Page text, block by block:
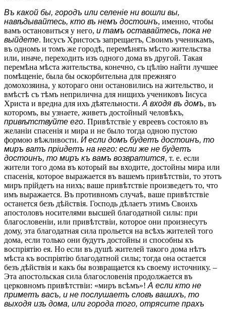
Въ какой бы, городъ или селеніе ни вошли вы,
навѣдывайтесь, кто въ немъ достоинъ, именно, чтобы
вамъ остановиться у него, и тамъ оставайтесь, пока не
выйдете. Іисусъ Христосъ запрещаетъ, Своимъ ученикамъ,
въ одномъ и томъ же городѣ, перемѣнять мѣсто жительства
или, иначе, переходить изъ одного дома въ другой. Такая
перемѣна мѣста жительства, конечно, съ цѣлію найти лучшее
помѣщеніе, была бы оскорбительна для прежняго
домохозяина, у котораго они остановились на жительство, и
вмѣстѣ съ тѣмъ неприлична для нищихъ учениковъ Іисуса
Христа и вредна для ихъ дѣятельности. А входя въ домъ, въ
которомъ, вы узнаете, живетъ достойный человѣкъ,
привѣтствуйте его. Привѣтствіе у евреевъ состояло въ
желаніи спасенія и мира и не было тогда одною пустою
формою вѣжливости. И если домъ будетъ достоинъ, то
миръ ватъ пріидетъ на него: если же не будетъ
достоинъ, то миръ къ вамъ возвратится, т. е. если
жители того дома въ который вы входите, достойны мира или
спасенія, которое выражается въ вашемъ привѣтствіи, то этотъ
миръ прійдетъ на нихъ; ваше привѣтствіе произведетъ то, что
имъ выражается. Въ противномъ случаѣ, ваше привѣтствіе
останется безъ дѣйствія. Господь дѣлаетъ этимъ Своихъ
апостоловъ носителями высшей благодатной силы: при
благословеніи, или привѣтствіи, которое они произнесутъ
дому, эта благодатная сила прольется на всѣхъ жителей того
дома, если только они будутъ достойны и способны къ
воспріятію ея. Но если въ душѣ жителей такого дома нѣтъ
мѣста къ воспріятію благодатной силы; тогда она остается
безъ дѣйствія и какъ бы возвращается къ своему источнику. –
Эта апостольская сила благословенія продолжается въ
церковномъ привѣтствіи: «миръ всѣмъ»! А если кто не
приметъ васъ, и не послушаетъ словъ вашихъ, то
выходя изъ дома, или города того, отрясите прахъ